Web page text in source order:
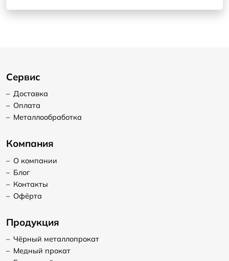
Сервис
– Доставка
– Оплата
– Металлообработка
Компания
– О компании
– Блог
– Контакты
– Офёрта
Продукция
– Чёрный металлопрокат
– Медный прокат